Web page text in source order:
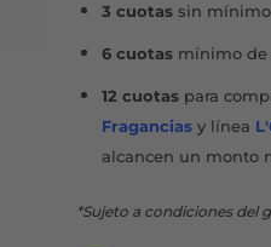
3 cuotassin mínimo
6 cuotasmínimo de
12 cuotaspara
Fraganciasy línea
alcancen un monto
*Sujeto a condiciones del